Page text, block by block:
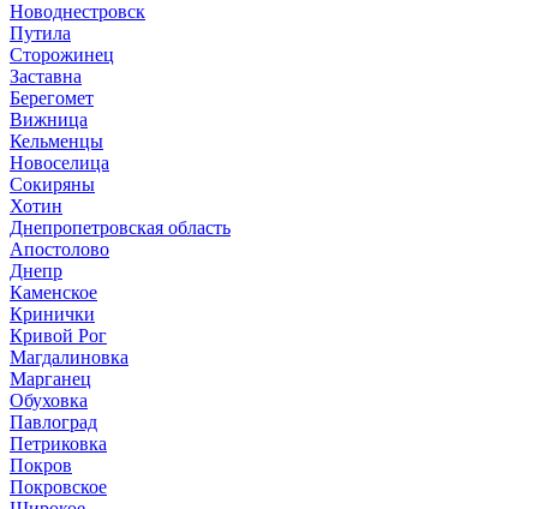
Новоднестровск
Путила
Сторожинец
Заставна
Берегомет
Вижница
Кельменцы
Новоселица
Сокиряны
Хотин
Днепропетровская область
Апостолово
Днепр
Каменское
Кринички
Кривой Рог
Магдалиновка
Марганец
Обуховка
Павлоград
Петриковка
Покров
Покровское